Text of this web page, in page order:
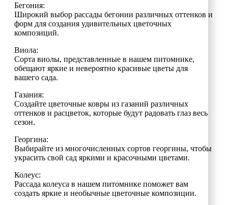
Бегония:
Широкий выбор рассады бегонии различных оттенков и
форм для создания удивительных цветочных
композиций.
Виола:
Сорта виолы, представленные в нашем питомнике,
обещают яркие и невероятно красивые цветы для
вашего сада.
Газания:
Создайте цветочные ковры из газаний различных
оттенков и расцветок, которые будут радовать глаз весь
сезон.
Георгина:
Выбирайте из многочисленных сортов георгины, чтобы
украсить свой сад яркими и красочными цветами.
Колеус:
Рассада колеуса в нашем питомнике поможет вам
создать яркие и необычные цветочные композиции.